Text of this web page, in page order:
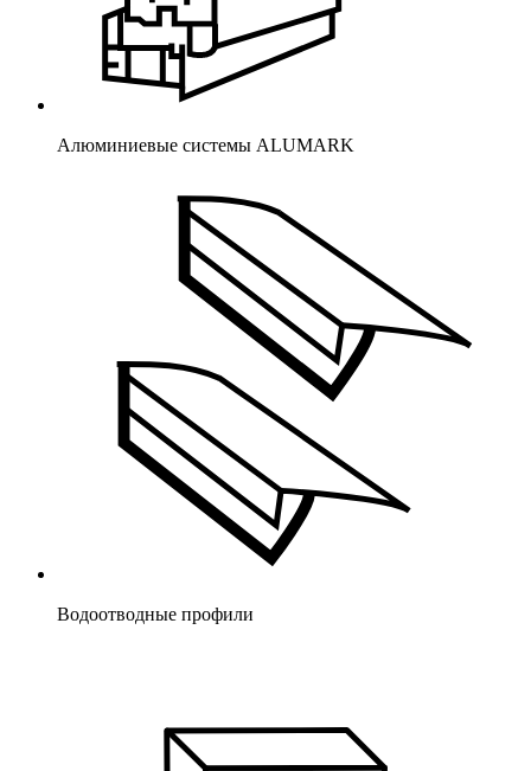
Алюминиевые системы ALUMARK
Водоотводные профили